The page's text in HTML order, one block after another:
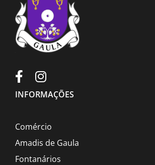
INFORMAÇÕES
Comércio
Amadis de Gaula
Fontanários